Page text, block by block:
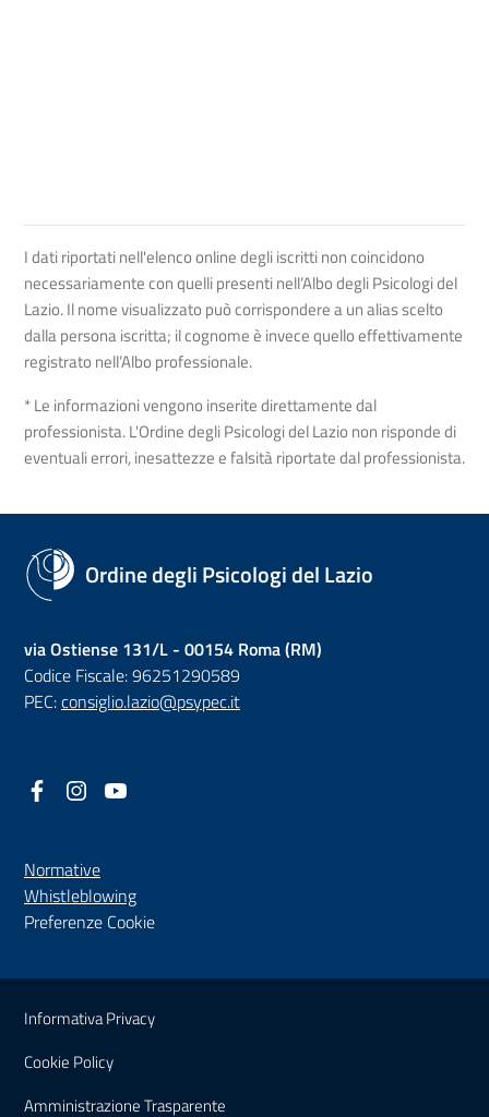
I dati riportati nell'elenco online degli iscritti non coincidono
necessariamente con quelli presenti nell’Albo degli Psicologi del
Lazio. Il nome visualizzato può corrispondere a un alias scelto
dalla persona iscritta; il cognome è invece quello effettivamente
registrato nell’Albo professionale.
* Le informazioni vengono inserite direttamente dal
professionista. L'Ordine degli Psicologi del Lazio non risponde di
eventuali errori, inesattezze e falsità riportate dal professionista.
Ordine degli Psicologi del Lazio
via Ostiense 131/L - 00154 Roma (RM)
Codice Fiscale: 96251290589
PEC:consiglio.lazio@psypec.it
Facebook
(nuova scheda - new tab)
Instagram
(nuova scheda - new tab)
Normative
Whistleblowing(nuova scheda - new tab)
Preferenze Cookie
Sezione Link Utili
Informativa Privacy
Cookie Policy
Amministrazione Trasparente